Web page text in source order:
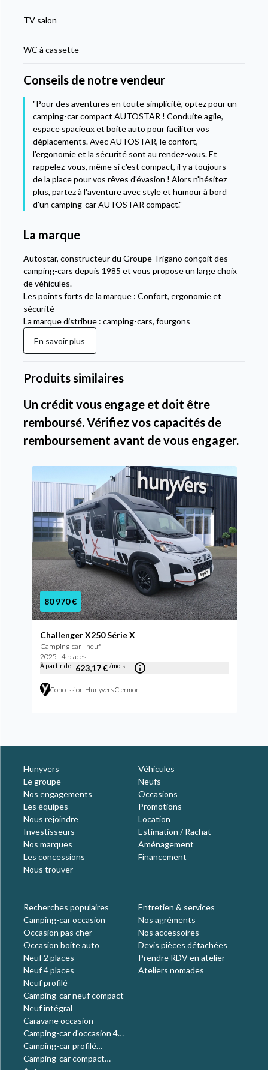
TV salon
WC à cassette
Conseils de notre vendeur
"Pour des aventures en toute simplicité, optez pour un
camping-car compact AUTOSTAR ! Conduite agile,
espace spacieux et boite auto pour faciliter vos
déplacements. Avec AUTOSTAR, le confort,
l'ergonomie et la sécurité sont au rendez-vous. Et
rappelez-vous, même si c'est compact, il y a toujours
de la place pour vos rêves d'évasion ! Alors n'hésitez
plus, partez à l'aventure avec style et humour à bord
d'un camping-car AUTOSTAR compact."
La marque
Autostar, constructeur du Groupe Trigano conçoit des
camping-cars depuis 1985 et vous propose un large choix
de véhicules.
Les points forts de la marque : Confort, ergonomie et
sécurité
La marque distribue : camping-cars, fourgons
En savoir plus
Produits similaires
Un crédit vous engage et doit être
remboursé. Vérifiez vos capacités de
remboursement avant de vous engager.
80 970 €
Challenger X250 Série X
Camping-car - neuf
2025 - 4 places
À partir de 623,17 € /mois
Concession Hunyvers Clermont
Hunyvers
Le groupe
Nos engagements
Les équipes
Nous rejoindre
Investisseurs
Nos marques
Les concessions
Nous trouver
Véhicules
Neufs
Occasions
Promotions
Location
Estimation / Rachat
Aménagement
Financement
Recherches populaires
Camping-car occasion
Occasion pas cher
Occasion boite auto
Neuf 2 places
Neuf 4 places
Neuf profilé
Camping-car neuf compact
Neuf intégral
Caravane occasion
Camping-car d'occasion 4
places
Camping-car profilé
occasion
Camping-car compact
Entretien & services
Nos agréments
Nos accessoires
Devis pièces détachées
Prendre RDV en atelier
Ateliers nomades